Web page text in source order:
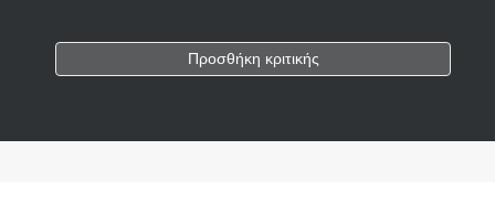
Προσθήκη κριτικής